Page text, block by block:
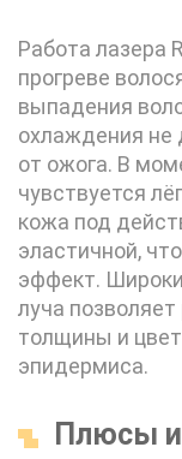
Работа лазера
прогреве
выпадения
охлаждения не
от ожога. В
чувствуется
кожа под
эластичной,
эффект.
луча
толщины и
эпидермиса.
Плюсы